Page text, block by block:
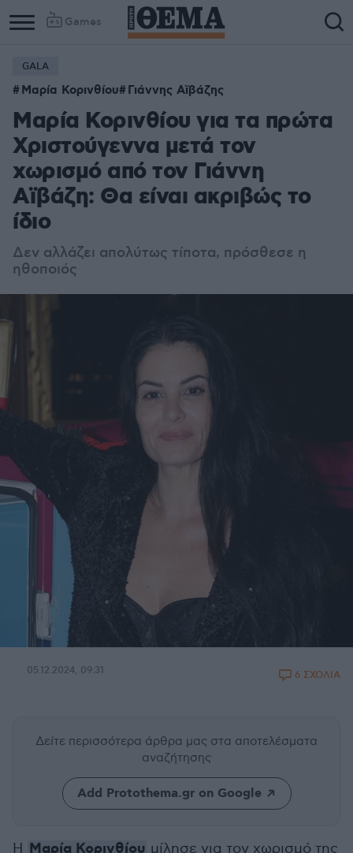
Games
GALA
Μαρία Κορινθίου Γιάννης Αϊβάζης
Μαρία Κορινθίου για τα πρώτα
Χριστούγεννα μετά τον
χωρισμό από τον Γιάννη
Αϊβάζη: Θα είναι ακριβώς το
ίδιο
Δεν αλλάζει απολύτως τίποτα, πρόσθεσε η
ηθοποιός
05.12.2024, 09:31 6 ΣΧΟΛΙΑ
Δείτε περισσότερα άρθρα μας στα αποτελέσματα
αναζήτησης
Add Protothema.gr on Google
Η Μαρία Κορινθίου μίλησε για τον χωρισμό της